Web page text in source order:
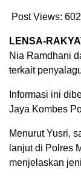
Post Views: 602
LENSA-
Nia Ramdhani
terkait
Informasi ini
Jaya Kombes
Menurut Yusri,
lanjut di Polres
menjelaskan